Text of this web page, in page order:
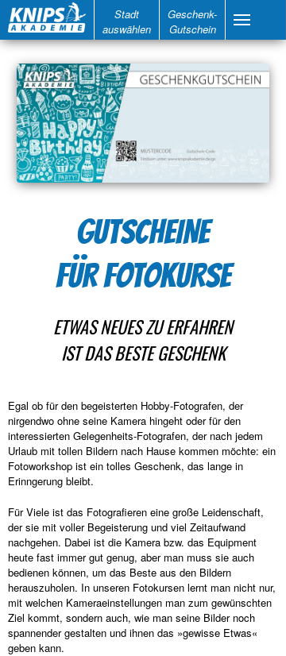
Stadt
auswählen
Geschenk-
Gutschein
GUTSCHEINE
FÜR FOTOKURSE
ETWAS NEUES ZU ERFAHREN
IST DAS BESTE GESCHENK
Egal ob für den begeisterten Hobby-Fotografen, der
nirgendwo ohne seine Kamera hingeht oder für den
interessierten Gelegenheits-Fotografen, der nach jedem
Urlaub mit tollen Bildern nach Hause kommen möchte: ein
Fotoworkshop ist ein tolles Geschenk, das lange in
Erinngerung bleibt.
Für Viele ist das Fotografieren eine große Leidenschaft,
der sie mit voller Begeisterung und viel Zeitaufwand
nachgehen. Dabei ist die Kamera bzw. das Equipment
heute fast immer gut genug, aber man muss sie auch
bedienen können, um das Beste aus den Bildern
herauszuholen. In unseren Fotokursen lernt man nicht nur,
mit welchen Kameraeinstellungen man zum gewünschten
Ziel kommt, sondern auch, wie man seine Bilder noch
spannender gestalten und ihnen das »gewisse Etwas«
geben kann.